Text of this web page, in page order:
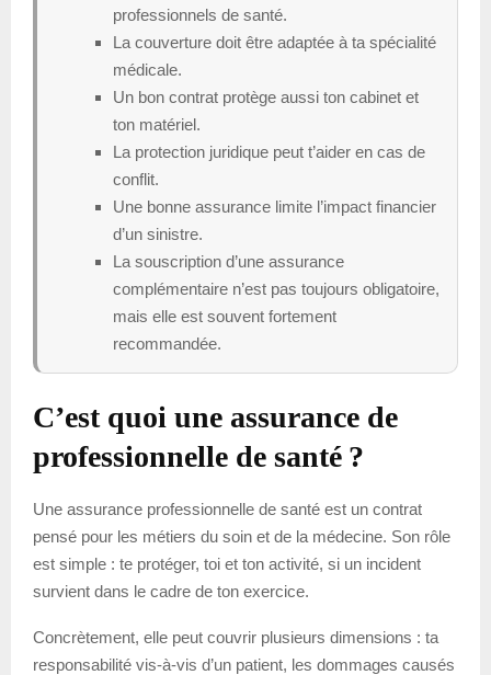
professionnels de santé.
La couverture doit être adaptée à ta spécialité
médicale.
Un bon contrat protège aussi ton cabinet et
ton matériel.
La protection juridique peut t’aider en cas de
conflit.
Une bonne assurance limite l’impact financier
d’un sinistre.
La souscription d’une assurance
complémentaire n’est pas toujours obligatoire,
mais elle est souvent fortement
recommandée.
C’est quoi une assurance de
professionnelle de santé ?
Une assurance professionnelle de santé est un contrat
pensé pour les métiers du soin et de la médecine. Son rôle
est simple : te protéger, toi et ton activité, si un incident
survient dans le cadre de ton exercice.
Concrètement, elle peut couvrir plusieurs dimensions : ta
responsabilité vis-à-vis d’un patient, les dommages causés